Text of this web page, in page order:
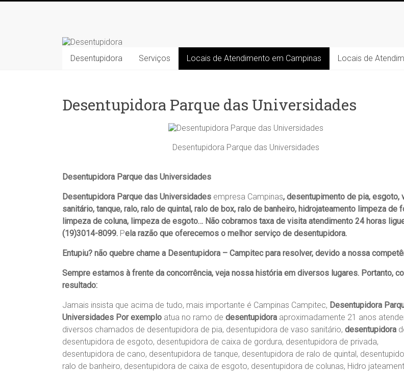
Desentupidora
Desentupidora
em
Preço
30
Desentupidora Serviços Locais de Atendimento em Campinas Locais de
Desentupidora Parque das Universidades
Desentupidora Parque das Universidades
Desentupidora Parque das Universidades
Desentupidora Parque das Universidades empresa Campinas, desentupimento de pia, esgoto,
sanitário, tanque, ralo, ralo de quintal, ralo de box, ralo de banheiro, hidrojateamento limpeza de
limpeza de coluna, limpeza de esgoto… Não cobramos taxa de visita atendimento 24 horas
(19)3014-8099. Pela razão que oferecemos o melhor serviço de desentupidora.
Entupiu? não quebre chame a Desentupidora – Campitec para resolver, devido a nossa
Sempre estamos à frente da concorrência, veja nossa história em diversos lugares. Portanto,
resultado:
Jamais insista que acima de tudo, mais importante é Campinas Campitec, Desentupidora
Universidades Por exemplo atua no ramo de desentupidora aproximadamente 21 anos
diversos chamados de desentupidora de pia, desentupidora de vaso sanitário, desentupidora
desentupidora de esgoto, desentupidora de caixa de gordura, desentupidora de privada,
desentupidora de cano, desentupidora de tanque, desentupidora de ralo de quintal,
ralo de banheiro, desentupidora de caixa de esgoto, desentupidora de colunas, Hidro